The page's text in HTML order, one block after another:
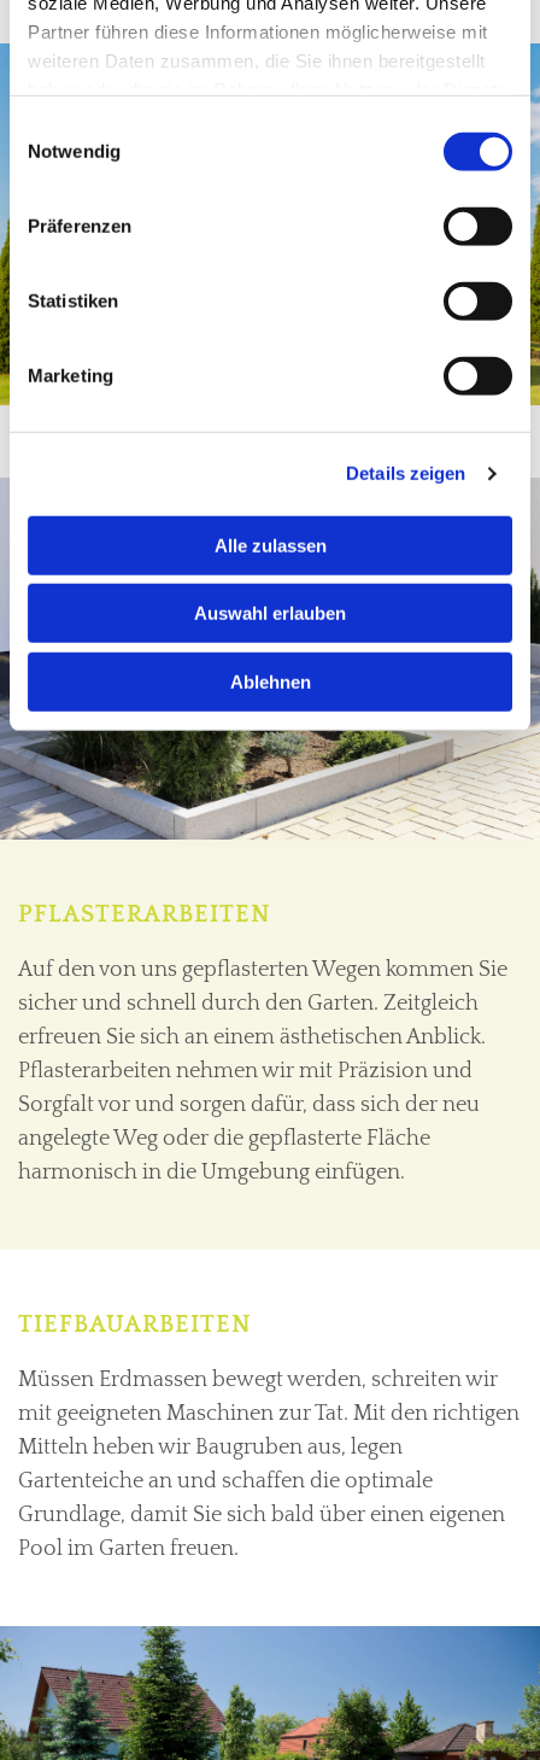
Partner führen diese Informationen möglicherweise mit
weiteren Daten zusammen, die Sie ihnen bereitgestellt
Notwendig
Präferenzen
Statistiken
Marketing
Details zeigen
Alle zulassen
Auswahl erlauben
Ablehnen
PFLASTERARBEITEN
Auf den von uns gepflasterten Wegen kommen Sie
sicher und schnell durch den Garten. Zeitgleich
erfreuen Sie sich an einem ästhetischen Anblick.
Pflasterarbeiten nehmen wir mit Präzision und
Sorgfalt vor und sorgen dafür, dass sich der neu
angelegte Weg oder die gepflasterte Fläche
harmonisch in die Umgebung einfügen.
TIEFBAUARBEITEN
Müssen Erdmassen bewegt werden, schreiten wir
mit geeigneten Maschinen zur Tat. Mit den richtigen
Mitteln heben wir Baugruben aus, legen
Gartenteiche an und schaffen die optimale
Grundlage, damit Sie sich bald über einen eigenen
Pool im Garten freuen.